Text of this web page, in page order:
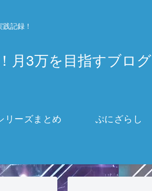
記録！
月3万を目指すブログ
リーズまとめ ぷにざらし